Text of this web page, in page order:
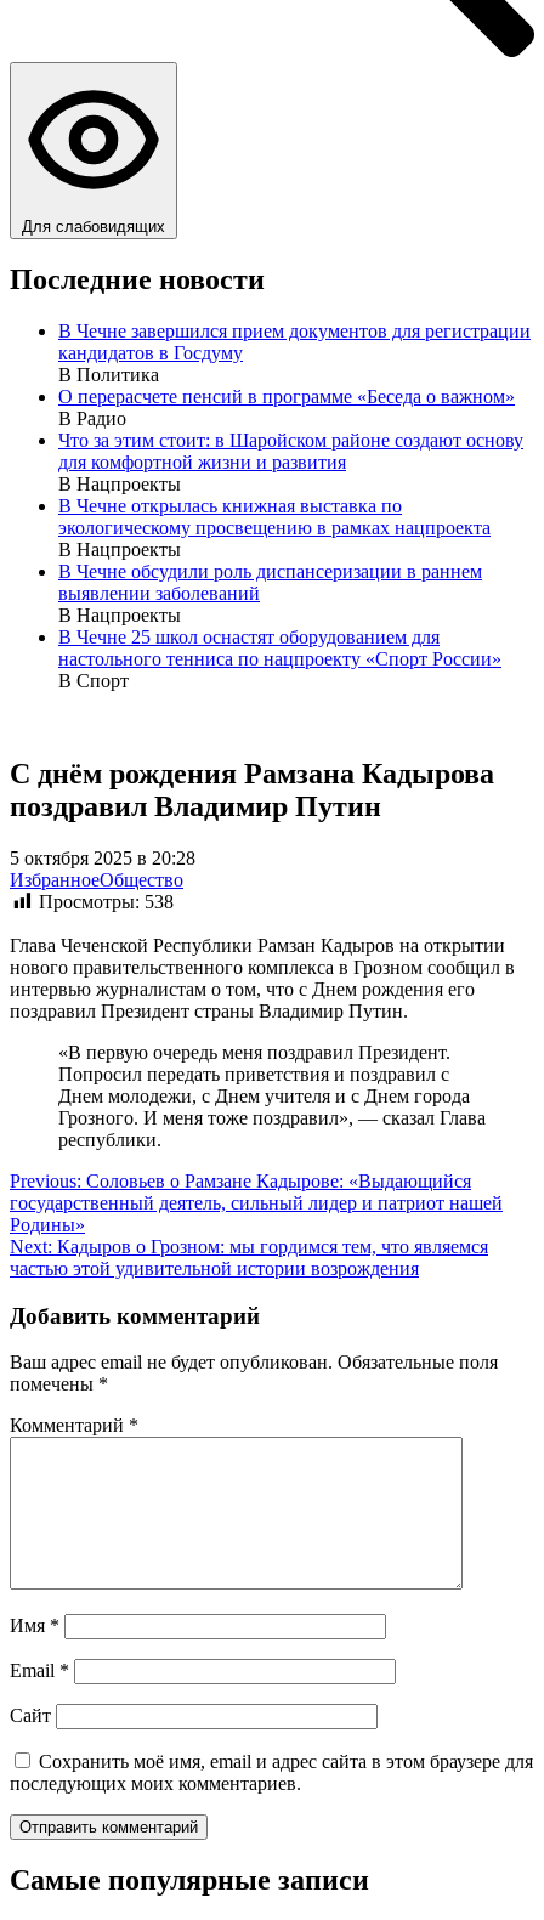
Для слабовидящих
Последние новости
В Чечне завершился прием документов для регистрации
кандидатов в Госдуму
В Политика
О перерасчете пенсий в программе «Беседа о важном»
В Радио
Что за этим стоит: в Шаройском районе создают основу
для комфортной жизни и развития
В Нацпроекты
В Чечне открылась книжная выставка по
экологическому просвещению в рамках нацпроекта
В Нацпроекты
В Чечне обсудили роль диспансеризации в раннем
выявлении заболеваний
В Нацпроекты
В Чечне 25 школ оснастят оборудованием для
настольного тенниса по нацпроекту «Спорт России»
В Спорт
С днём рождения Рамзана Кадырова
поздравил Владимир Путин
5 октября 2025 в 20:28
ИзбранноеОбщество
Просмотры: 538
Глава Чеченской Республики Рамзан Кадыров на открытии
нового правительственного комплекса в Грозном сообщил в
интервью журналистам о том, что с Днем рождения его
поздравил Президент страны Владимир Путин.
«В первую очередь меня поздравил Президент.
Попросил передать приветствия и поздравил с
Днем молодежи, с Днем учителя и с Днем города
Грозного. И меня тоже поздравил», — сказал Глава
республики.
Навигация
по
записям
Previous: Соловьев о Рамзане Кадырове: «Выдающийся
государственный деятель, сильный лидер и патриот нашей
Родины»
Next: Кадыров о Грозном: мы гордимся тем, что являемся
частью этой удивительной истории возрождения
Добавить комментарий
Ваш адрес email не будет опубликован. Обязательные поля
помечены *
Комментарий *
Имя *
Email *
Сайт
Сохранить моё имя, email и адрес сайта в этом браузере для
последующих моих комментариев.
Самые популярные записи